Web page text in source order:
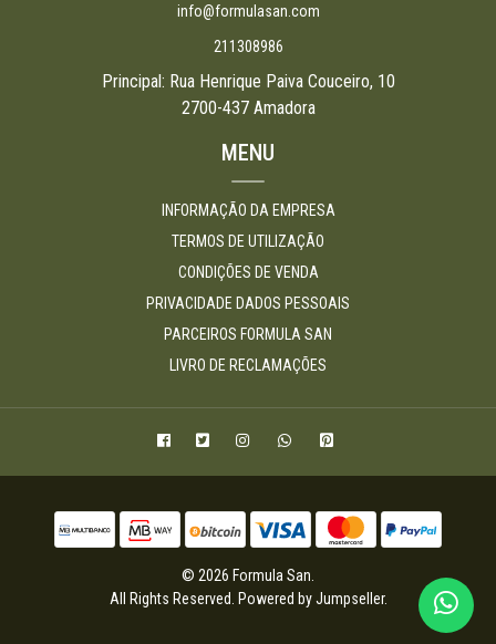
info@formulasan.com
211308986
Principal: Rua Henrique Paiva Couceiro, 10
2700-437 Amadora
MENU
INFORMAÇÃO DA EMPRESA
TERMOS DE UTILIZAÇÃO
CONDIÇÕES DE VENDA
PRIVACIDADE DADOS PESSOAIS
PARCEIROS FORMULA SAN
LIVRO DE RECLAMAÇÕES
© 2026 Formula San.
All Rights Reserved. Powered by Jumpseller.